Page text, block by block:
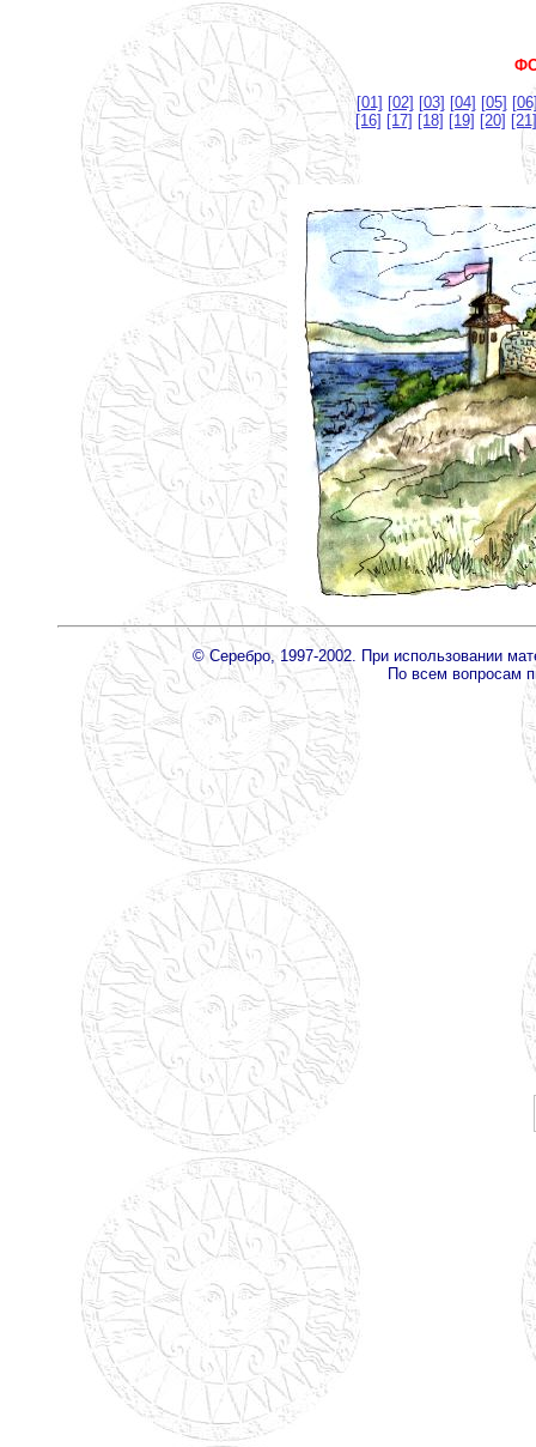
[01] [02] [03] [04] [05]
[16] [17] [18] [19] [20] [21]
© Серебро, 1997-2002. При использовании
По всем вопросам